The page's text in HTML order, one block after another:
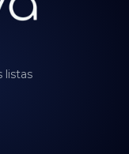
listas